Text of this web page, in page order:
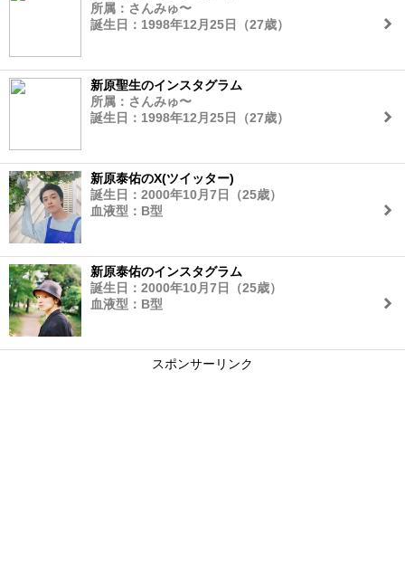
所属：さんみゅ〜
誕生日：1998年12月25日（27歳）
新原聖生のインスタグラム
所属：さんみゅ〜
誕生日：1998年12月25日（27歳）
新原泰佑のX(ツイッター)
誕生日：2000年10月7日（25歳）
血液型：B型
新原泰佑のインスタグラム
誕生日：2000年10月7日（25歳）
血液型：B型
スポンサーリンク